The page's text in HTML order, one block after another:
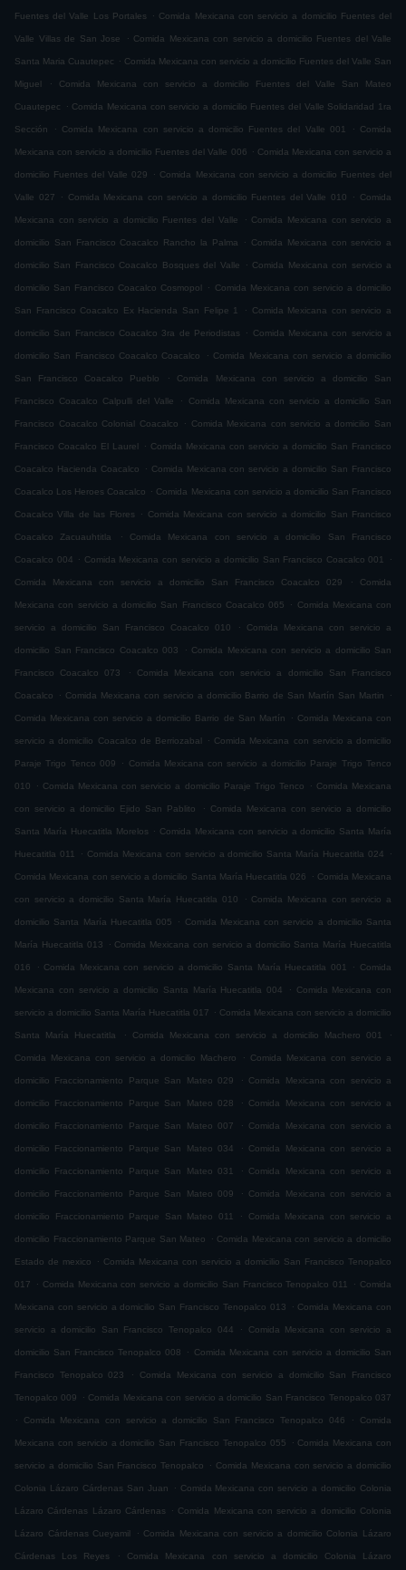
Fuentes del Valle Los Portales . Comida Mexicana con servicio a domicilio Fuentes del
Valle Villas de San Jose . Comida Mexicana con servicio a domicilio Fuentes del Valle
Santa Maria Cuautepec . Comida Mexicana con servicio a domicilio Fuentes del Valle San
Miguel . Comida Mexicana con servicio a domicilio Fuentes del Valle San Mateo
Cuautepec . Comida Mexicana con servicio a domicilio Fuentes del Valle Solidaridad 1ra
Sección . Comida Mexicana con servicio a domicilio Fuentes del Valle 001 . Comida
Mexicana con servicio a domicilio Fuentes del Valle 006 . Comida Mexicana con servicio a
domicilio Fuentes del Valle 029 . Comida Mexicana con servicio a domicilio Fuentes del
Valle 027 . Comida Mexicana con servicio a domicilio Fuentes del Valle 010 . Comida
Mexicana con servicio a domicilio Fuentes del Valle . Comida Mexicana con servicio a
domicilio San Francisco Coacalco Rancho la Palma . Comida Mexicana con servicio a
domicilio San Francisco Coacalco Bosques del Valle . Comida Mexicana con servicio a
domicilio San Francisco Coacalco Cosmopol . Comida Mexicana con servicio a domicilio
San Francisco Coacalco Ex Hacienda San Felipe 1 . Comida Mexicana con servicio a
domicilio San Francisco Coacalco 3ra de Periodistas . Comida Mexicana con servicio a
domicilio San Francisco Coacalco Coacalco . Comida Mexicana con servicio a domicilio
San Francisco Coacalco Pueblo . Comida Mexicana con servicio a domicilio San
Francisco Coacalco Calpulli del Valle . Comida Mexicana con servicio a domicilio San
Francisco Coacalco Colonial Coacalco . Comida Mexicana con servicio a domicilio San
Francisco Coacalco El Laurel . Comida Mexicana con servicio a domicilio San Francisco
Coacalco Hacienda Coacalco . Comida Mexicana con servicio a domicilio San Francisco
Coacalco Los Heroes Coacalco . Comida Mexicana con servicio a domicilio San Francisco
Coacalco Villa de las Flores . Comida Mexicana con servicio a domicilio San Francisco
Coacalco Zacuauhtitla . Comida Mexicana con servicio a domicilio San Francisco
Coacalco 004 . Comida Mexicana con servicio a domicilio San Francisco Coacalco 001 .
Comida Mexicana con servicio a domicilio San Francisco Coacalco 029 . Comida
Mexicana con servicio a domicilio San Francisco Coacalco 065 . Comida Mexicana con
servicio a domicilio San Francisco Coacalco 010 . Comida Mexicana con servicio a
domicilio San Francisco Coacalco 003 . Comida Mexicana con servicio a domicilio San
Francisco Coacalco 073 . Comida Mexicana con servicio a domicilio San Francisco
Coacalco . Comida Mexicana con servicio a domicilio Barrio de San Martín San Martin .
Comida Mexicana con servicio a domicilio Barrio de San Martín . Comida Mexicana con
servicio a domicilio Coacalco de Berriozabal . Comida Mexicana con servicio a domicilio
Paraje Trigo Tenco 009 . Comida Mexicana con servicio a domicilio Paraje Trigo Tenco
010 . Comida Mexicana con servicio a domicilio Paraje Trigo Tenco . Comida Mexicana
con servicio a domicilio Ejido San Pablito . Comida Mexicana con servicio a domicilio
Santa María Huecatitla Morelos . Comida Mexicana con servicio a domicilio Santa María
Huecatitla 011 . Comida Mexicana con servicio a domicilio Santa María Huecatitla 024 .
Comida Mexicana con servicio a domicilio Santa María Huecatitla 026 . Comida Mexicana
con servicio a domicilio Santa María Huecatitla 010 . Comida Mexicana con servicio a
domicilio Santa María Huecatitla 005 . Comida Mexicana con servicio a domicilio Santa
María Huecatitla 013 . Comida Mexicana con servicio a domicilio Santa María Huecatitla
016 . Comida Mexicana con servicio a domicilio Santa María Huecatitla 001 . Comida
Mexicana con servicio a domicilio Santa María Huecatitla 004 . Comida Mexicana con
servicio a domicilio Santa María Huecatitla 017 . Comida Mexicana con servicio a domicilio
Santa María Huecatitla . Comida Mexicana con servicio a domicilio Machero 001 .
Comida Mexicana con servicio a domicilio Machero . Comida Mexicana con servicio a
domicilio Fraccionamiento Parque San Mateo 029 . Comida Mexicana con servicio a
domicilio Fraccionamiento Parque San Mateo 028 . Comida Mexicana con servicio a
domicilio Fraccionamiento Parque San Mateo 007 . Comida Mexicana con servicio a
domicilio Fraccionamiento Parque San Mateo 034 . Comida Mexicana con servicio a
domicilio Fraccionamiento Parque San Mateo 031 . Comida Mexicana con servicio a
domicilio Fraccionamiento Parque San Mateo 009 . Comida Mexicana con servicio a
domicilio Fraccionamiento Parque San Mateo 011 . Comida Mexicana con servicio a
domicilio Fraccionamiento Parque San Mateo . Comida Mexicana con servicio a domicilio
Estado de mexico . Comida Mexicana con servicio a domicilio San Francisco Tenopalco
017 . Comida Mexicana con servicio a domicilio San Francisco Tenopalco 011 . Comida
Mexicana con servicio a domicilio San Francisco Tenopalco 013 . Comida Mexicana con
servicio a domicilio San Francisco Tenopalco 044 . Comida Mexicana con servicio a
domicilio San Francisco Tenopalco 008 . Comida Mexicana con servicio a domicilio San
Francisco Tenopalco 023 . Comida Mexicana con servicio a domicilio San Francisco
Tenopalco 009 . Comida Mexicana con servicio a domicilio San Francisco Tenopalco 037
.
Comida Mexicana con servicio a domicilio San Francisco Tenopalco 046 . Comida
Mexicana con servicio a domicilio San Francisco Tenopalco 055 . Comida Mexicana con
servicio a domicilio San Francisco Tenopalco . Comida Mexicana con servicio a domicilio
Colonia Lázaro Cárdenas San Juan . Comida Mexicana con servicio a domicilio Colonia
Lázaro Cárdenas Lázaro Cárdenas . Comida Mexicana con servicio a domicilio Colonia
Lázaro Cárdenas Cueyamil . Comida Mexicana con servicio a domicilio Colonia Lázaro
Cárdenas Los Reyes . Comida Mexicana con servicio a domicilio Colonia Lázaro